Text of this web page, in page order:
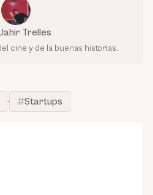
Trelles
cine y de la buenas historias.
· Startups